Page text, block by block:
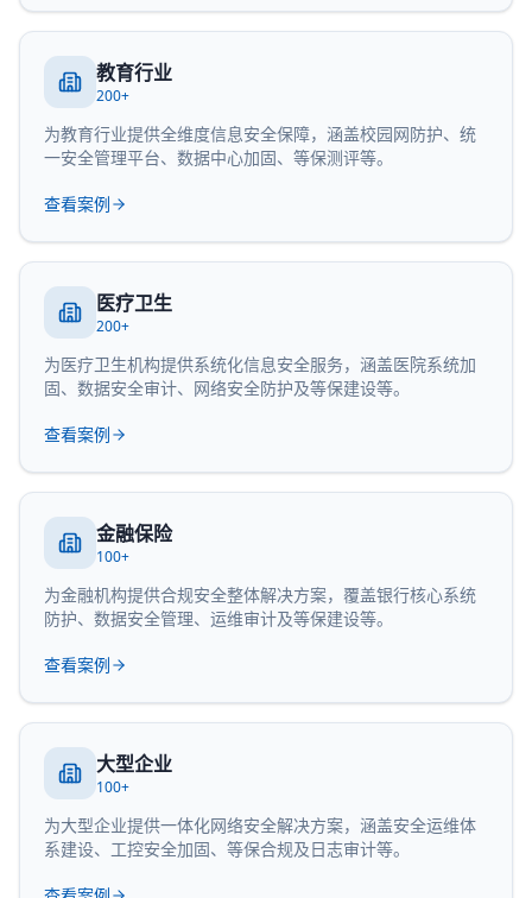
教育行业
200+
为教育行业提供全维度信息安全保障，涵盖校园网防护、统
一安全管理平台、数据中心加固、等保测评等。
查看案例
医疗卫生
200+
为医疗卫生机构提供系统化信息安全服务，涵盖医院系统加
固、数据安全审计、网络安全防护及等保建设等。
查看案例
金融保险
100+
为金融机构提供合规安全整体解决方案，覆盖银行核心系统
防护、数据安全管理、运维审计及等保建设等。
查看案例
大型企业
100+
为大型企业提供一体化网络安全解决方案，涵盖安全运维体
系建设、工控安全加固、等保合规及日志审计等。